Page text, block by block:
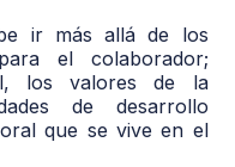
ir más allá de los
el colaborador;
los valores de la
de desarrollo
que se vive en el